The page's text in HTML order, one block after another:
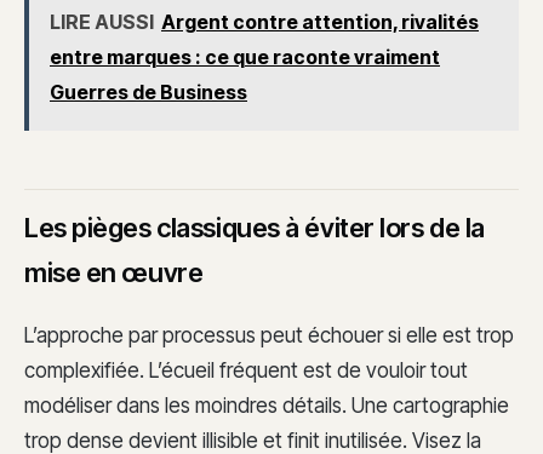
LIRE AUSSI Argent contre attention, rivalités
entre marques : ce que raconte vraiment
Guerres de Business
Les pièges classiques à éviter lors de la
mise en œuvre
L’approche par processus peut échouer si elle est trop
complexifiée. L’écueil fréquent est de vouloir tout
modéliser dans les moindres détails. Une cartographie
trop dense devient illisible et finit inutilisée. Visez la